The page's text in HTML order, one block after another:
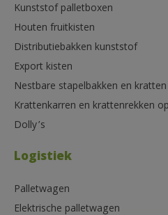
Kunststof palletboxen
Houten fruitkisten
Distributiebakken kunststof
Export kisten
Nestbare stapelbakken en kratten
Krattenkarren en krattenrekken
Dolly’s
Logistiek
Palletwagen
Elektrische palletwagen